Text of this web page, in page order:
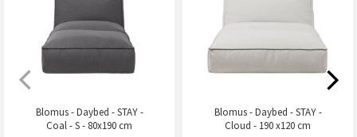
Blomus - Daybed - STAY -
Coal - S - 80x190 cm
Blomus - Daybed - STAY -
Cloud - 190 x120 cm